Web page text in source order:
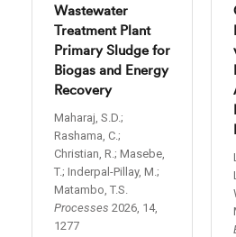
Wastewater
Treatment Plant
Primary Sludge for
Biogas and Energy
Recovery
Maharaj, S.D.;
Rashama, C.;
Christian, R.; Masebe,
T.; Inderpal-Pillay, M.;
Matambo, T.S.
Processes 2026, 14,
1277